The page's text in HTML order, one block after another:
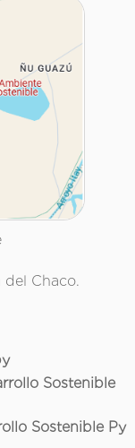
del Chaco.
Sostenible
Sostenible Py